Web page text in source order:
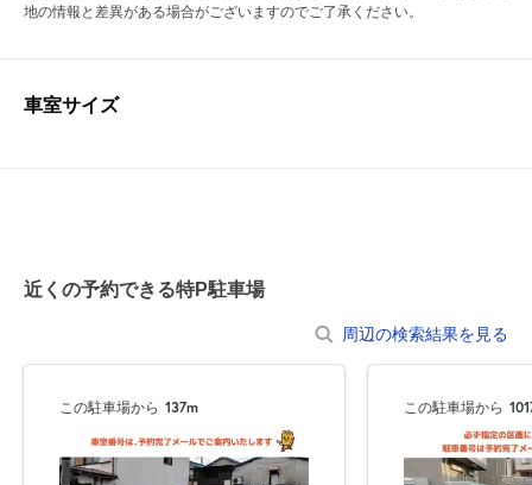
地の情報と差異がある場合がございますのでご了承ください。
車室サイズ
近くの予約できる特P駐車場
周辺の検索結果を見る
この駐車場から 137m この駐車場から